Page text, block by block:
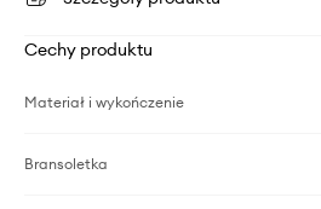
Cechy produktu
Materiał i wykończenie
Bransoletka